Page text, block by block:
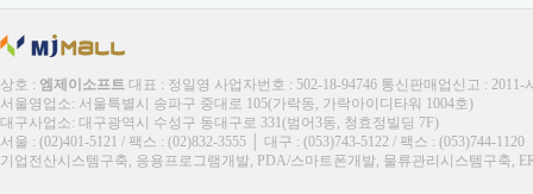
상호 : 엠제이소프트 대표 : 정일영 사업자번호 : 502-18-94746 통신판매업신고 : 2011-
서울영업소: 서울특별시 송파구 중대로 105(가락동, 가락아이디타워 1004호)
대구사업소: 대구광역시 수성구 동대구로 331(범어3동, 청효정빌딩 7F)
서울 : (02)401-5121 / 팩스 : (02)832-3555 │ 대구 : (053)743-5122 / 팩스 : (053)744-1120
기업전산시스템구축, 응용프로그램개발, PDA/스마트폰개발, 물류관리시스템구축,